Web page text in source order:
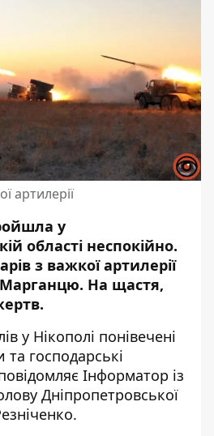
артилерії
у
області неспокійно.
з важкої артилерії
На щастя,
у Нікополі понівечені
та господарські
Інформатор із
Дніпропетровської